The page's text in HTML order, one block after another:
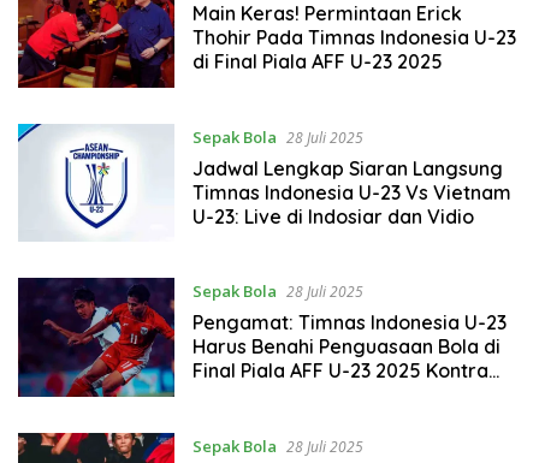
Main Keras! Permintaan Erick
Thohir Pada Timnas Indonesia U-23
di Final Piala AFF U-23 2025
Sepak Bola 28 Juli 2025
Jadwal Lengkap Siaran Langsung
Timnas Indonesia U-23 Vs Vietnam
U-23: Live di Indosiar dan Vidio
Sepak Bola 28 Juli 2025
Pengamat: Timnas Indonesia U-23
Harus Benahi Penguasaan Bola di
Final Piala AFF U-23 2025 Kontra
Sepak Bola 28 Juli 2025